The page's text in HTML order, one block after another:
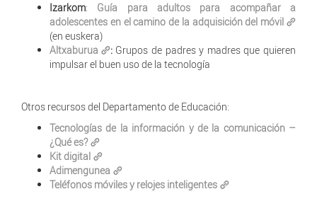
Izarkom: Guía para adultos para acompañar a
adolescentes en el camino de la adquisición del móvil
(en euskera)
Altxaburua
:Grupos de padres y madres que quieren
impulsar el buen uso de la tecnología
Otros recursos del Departamento de Educación:
Tecnologías de la información y de la comunicación –
¿Qué es?
Kit digital
Adimengunea
Teléfonos móviles y relojes inteligentes